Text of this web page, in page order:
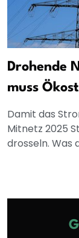
Drohende
muss
Damit das
Mitnetz 2025
drosseln. Was